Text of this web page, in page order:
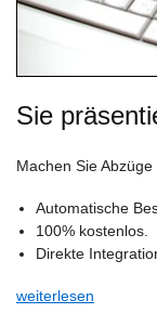
Sie
Machen Sie
Automatische
100% kostenlos.
Direkte
weiterlesen